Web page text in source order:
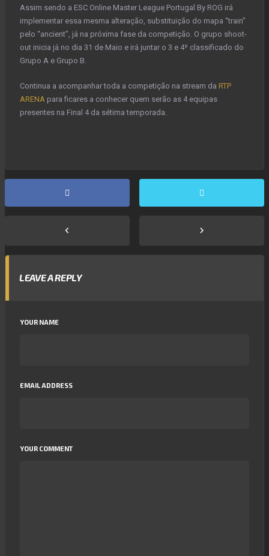
Assim sendo a ESC Online Master League Portugal By ROG irá
implementar essa mesma alteração, substituição do mapa “train”
pelo “ancient”, já na próxima fase da competição. O grupo shoot-
out inicia já no dia 31 de Maio e irá juntar o 3 e 4º classificado do
Grupo A e Grupo B.
Continua a acompanhar toda a competição na stream da RTP
ARENA para ficares a conhecer quem serão as 4 equipas
presentes na Final 4 da sétima temporada.
LEAVE A REPLY
YOUR NAME
EMAIL ADDRESS
YOUR COMMENT